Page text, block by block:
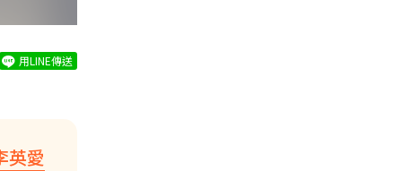
用LINE傳送
英愛